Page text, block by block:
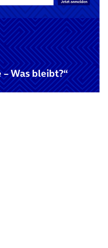
Was bleibt?“